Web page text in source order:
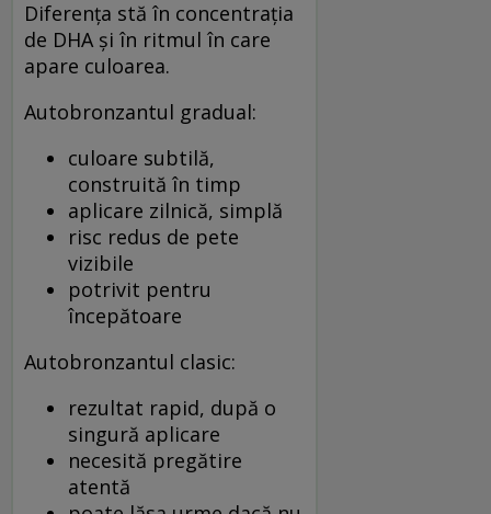
Diferența stă în concentrația
de DHA și în ritmul în care
apare culoarea.
Autobronzantul gradual:
culoare subtilă,
construită în timp
aplicare zilnică, simplă
risc redus de pete
vizibile
potrivit pentru
începătoare
Autobronzantul clasic:
rezultat rapid, după o
singură aplicare
necesită pregătire
atentă